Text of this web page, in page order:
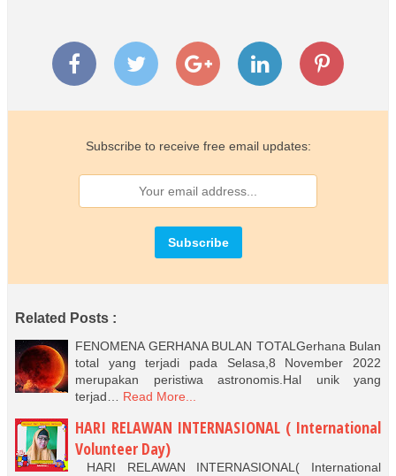
Subscribe to receive free email updates:
Related Posts :
FENOMENA GERHANA BULAN TOTALGerhana Bulan
total yang terjadi pada Selasa,8 November 2022
merupakan peristiwa astronomis.Hal unik yang
terjad…
Read More...
HARI RELAWAN INTERNASIONAL ( International
Volunteer Day)
HARI RELAWAN INTERNASIONAL( International